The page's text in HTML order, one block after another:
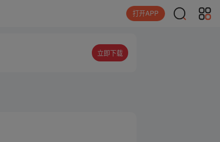
打开APP
立即下载